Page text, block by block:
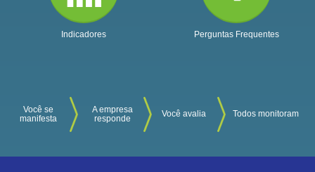
Indicadores Perguntas Frequentes
Você se
manifesta
A empresa
responde
Você avalia Todos monitoram